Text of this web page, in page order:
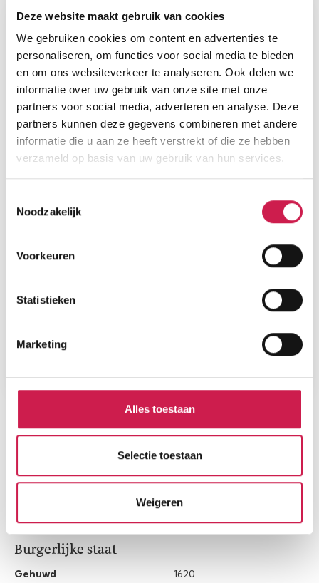
Deze website maakt gebruik van cookies
We gebruiken cookies om content en advertenties te
personaliseren, om functies voor social media te bieden
en om ons websiteverkeer te analyseren. Ook delen we
informatie over uw gebruik van onze site met onze
partners voor social media, adverteren en analyse. Deze
partners kunnen deze gegevens combineren met andere
informatie die u aan ze heeft verstrekt of die ze hebben
verzameld op basis van uw gebruik van hun services.
Noodzakelijk
Voorkeuren
Statistieken
Marketing
Alles toestaan
Selectie toestaan
Weigeren
Cijfers voor de wijk
Burgerlijke staat
Gehuwd
1620